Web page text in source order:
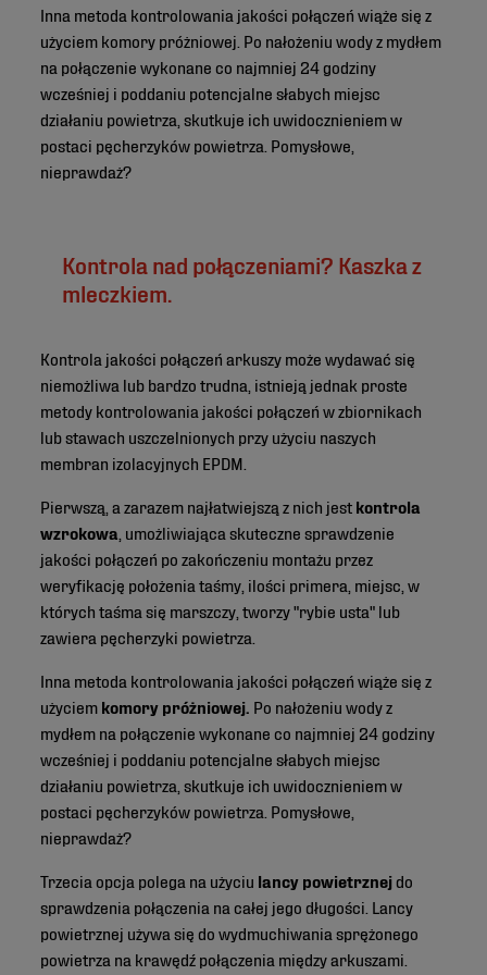
Inna metoda kontrolowania jakości połączeń wiąże się z
użyciem komory próżniowej. Po nałożeniu wody z mydłem
na połączenie wykonane co najmniej 24 godziny
wcześniej i poddaniu potencjalne słabych miejsc
działaniu powietrza, skutkuje ich uwidocznieniem w
postaci pęcherzyków powietrza. Pomysłowe,
nieprawdaż?
Kontrola nad połączeniami? Kaszka z
mleczkiem.
Kontrola jakości połączeń arkuszy może wydawać się
niemożliwa lub bardzo trudna, istnieją jednak proste
metody kontrolowania jakości połączeń w zbiornikach
lub stawach uszczelnionych przy użyciu naszych
membran izolacyjnych EPDM.
Pierwszą, a zarazem najłatwiejszą z nich jest kontrola
wzrokowa , umożliwiająca skuteczne sprawdzenie
jakości połączeń po zakończeniu montażu przez
weryfikację położenia taśmy, ilości primera, miejsc, w
których taśma się marszczy, tworzy "rybie usta" lub
zawiera pęcherzyki powietrza.
Inna metoda kontrolowania jakości połączeń wiąże się z
użyciem komory próżniowej. Po nałożeniu wody z
mydłem na połączenie wykonane co najmniej 24 godziny
wcześniej i poddaniu potencjalne słabych miejsc
działaniu powietrza, skutkuje ich uwidocznieniem w
postaci pęcherzyków powietrza. Pomysłowe,
nieprawdaż?
Trzecia opcja polega na użyciu lancy powietrznejdo
sprawdzenia połączenia na całej jego długości. Lancy
powietrznej używa się do wydmuchiwania sprężonego
powietrza na krawędź połączenia między arkuszami.